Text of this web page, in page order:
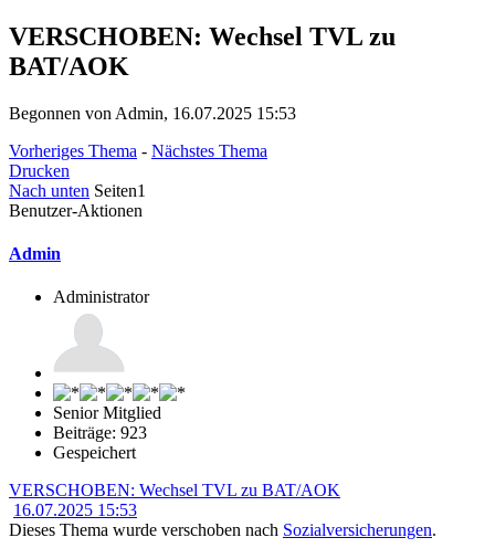
VERSCHOBEN: Wechsel TVL zu
BAT/AOK
Begonnen von Admin, 16.07.2025 15:53
Vorheriges Thema - Nächstes Thema
Drucken
Nach unten Seiten1
Benutzer-Aktionen
Admin
Administrator
Senior Mitglied
Beiträge: 923
Gespeichert
VERSCHOBEN: Wechsel TVL zu BAT/AOK
16.07.2025 15:53
Dieses Thema wurde verschoben nach Sozialversicherungen.